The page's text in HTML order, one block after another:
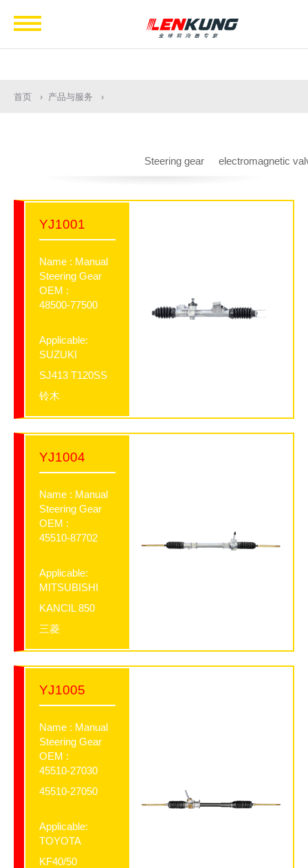
首页 产品与服务
Steering gear electromagnetic
YJ1001
Name : Manual
Steering Gear
OEM :
48500-77500
Applicable:
SUZUKI
SJ413 T120SS
铃木
YJ1004
Name : Manual
Steering Gear
OEM :
45510-87702
Applicable:
MITSUBISHI
KANCIL 850
三菱
YJ1005
Name : Manual
Steering Gear
OEM :
45510-27030
45510-27050
Applicable:
TOYOTA
KF40/50